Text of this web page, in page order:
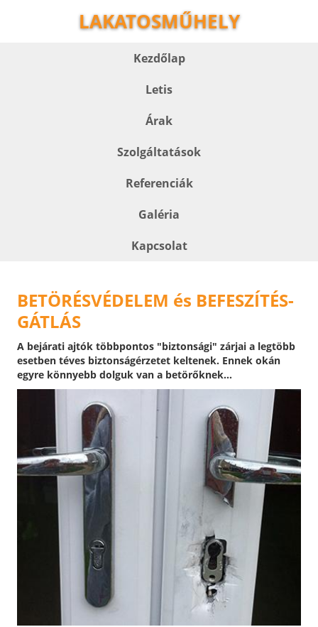
LAKATOSMŰHELY
Kezdőlap
Letis
Árak
Szolgáltatások
Referenciák
Galéria
Kapcsolat
BETÖRÉSVÉDELEM és BEFESZÍTÉS-
GÁTLÁS
A bejárati ajtók többpontos "biztonsági" zárjai a legtöbb
esetben téves biztonságérzetet keltenek. Ennek okán
egyre könnyebb dolguk van a betörőknek...